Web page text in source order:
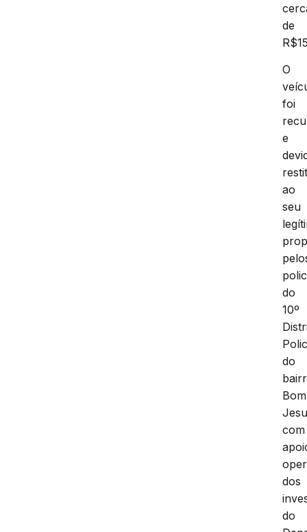
de
O
foi
e
ao
seu
do
10º
do
Bom
com
dos
do